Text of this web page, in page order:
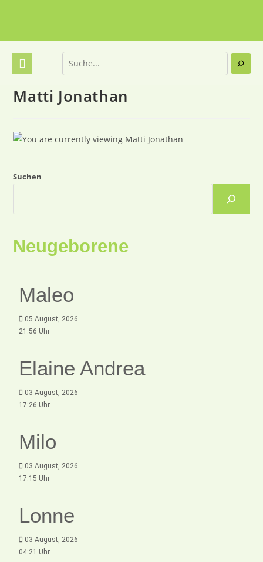
Matti Jonathan
Suchen
Neugeborene
Maleo
05 August, 2026
21:56 Uhr
Elaine Andrea
03 August, 2026
17:26 Uhr
Milo
03 August, 2026
17:15 Uhr
Lonne
03 August, 2026
04:21 Uhr